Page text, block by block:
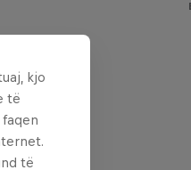
kjo
të
të